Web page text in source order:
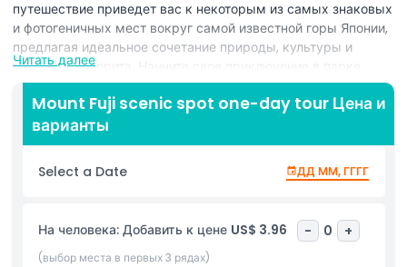
путешествие приведет вас к некоторым из самых знаковых
и фотогеничных мест вокруг самой известной горы Японии,
предлагая идеальное сочетание природы, культуры и
местного колорита. Начните свое приключение в парке
Аракураяма Сенгэн, который часто называют «Лестничным
городом», где вы сможете насладиться захватывающим
панорамным видом на гору Фудзи рядом со знаменитыми
пагодами Чурейто. Продолжите поездку в Ошино Хаккай —
традиционную деревню, известную своими кристально
чистыми родниковыми прудами, исторической атмосферой
красивую территорию озера Кавагути — одно из лучших
мест, чтобы полюбоваться горой вблизи. Туры также
включают остановку на популярной смотровой площадке у
Читать далее
Mount Fuji scenic spot one-day tour Цена и
варианты
Select a Date ДД ММ, ГГГГ
На человека: Добавить к цене US$ 3.96 - 0 +
(выбор места в первых 3 рядах)